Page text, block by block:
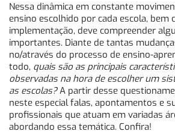
Nessa dinâmica em constante
ensino escolhido por cada escola, bem
implementação, deve compreender
importantes. Diante de tantas
no/através do processo de ensino-
todo, quais são as principais
observadas na hora de escolher um
as escolas?A partir desse
neste especial falas, apontamentos e
profissionais que atuam em variadas
abordando essa temática. Confira!